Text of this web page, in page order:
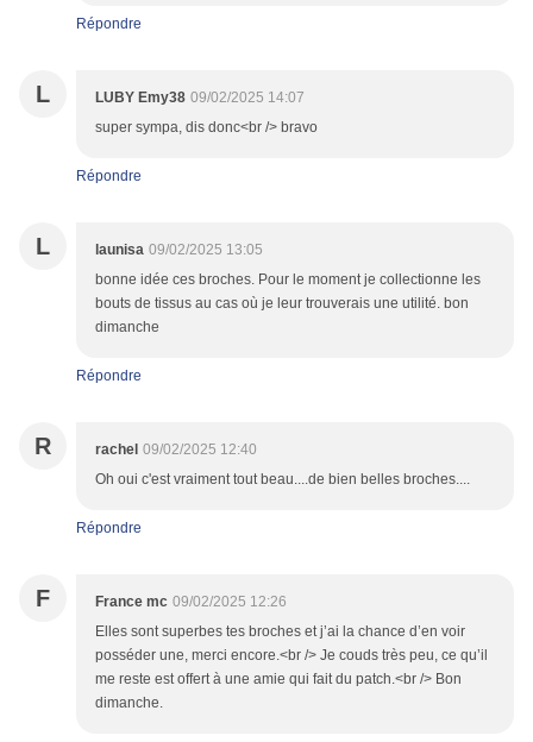
Répondre
L LUBY Emy38 09/02/2025 14:07
super sympa, dis donc<br /> bravo
Répondre
L launisa 09/02/2025 13:05
bonne idée ces broches. Pour le moment je collectionne les
bouts de tissus au cas où je leur trouverais une utilité. bon
dimanche
Répondre
R rachel 09/02/2025 12:40
Oh oui c'est vraiment tout beau....de bien belles broches....
Répondre
F France mc 09/02/2025 12:26
Elles sont superbes tes broches et j’ai la chance d’en voir
posséder une, merci encore.<br /> Je couds très peu, ce qu’il
me reste est offert à une amie qui fait du patch.<br /> Bon
dimanche.